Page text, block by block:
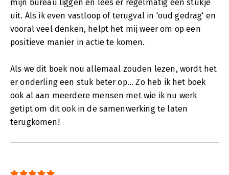
mijn bureau liggen en lees er regelmatig een stukje
uit. Als ik even vastloop of terugval in 'oud gedrag' en
vooral veel denken, helpt het mij weer om op een
positieve manier in actie te komen.
Als we dit boek nou allemaal zouden lezen, wordt het
er onderling een stuk beter op... Zo heb ik het boek
ook al aan meerdere mensen met wie ik nu werk
getipt om dit ook in de samenwerking te laten
terugkomen!